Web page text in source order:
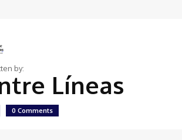
by:
Líneas
0 Comments